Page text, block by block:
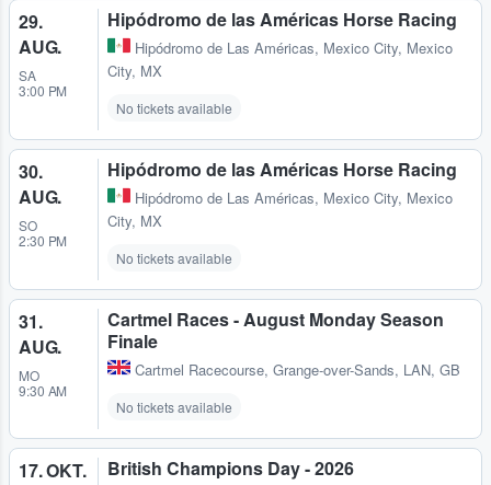
29.
AUG.
SA
3:00 PM
Hipódromo de las Américas Horse Racing
Hipódromo de Las Américas, Mexico City, Mexico
City, MX
No tickets available
30.
AUG.
SO
2:30 PM
Hipódromo de las Américas Horse Racing
Hipódromo de Las Américas, Mexico City, Mexico
City, MX
No tickets available
31.
AUG.
MO
9:30 AM
Cartmel Races - August Monday Season
Finale
Cartmel Racecourse, Grange-over-Sands, LAN, GB
No tickets available
17. OKT. British Champions Day - 2026